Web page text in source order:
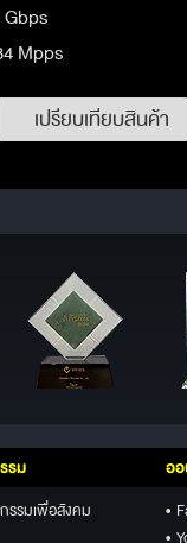
Mpps
เปรียบเทียบสินค้า
รม
รรมเพื่อสังคม
อ
•